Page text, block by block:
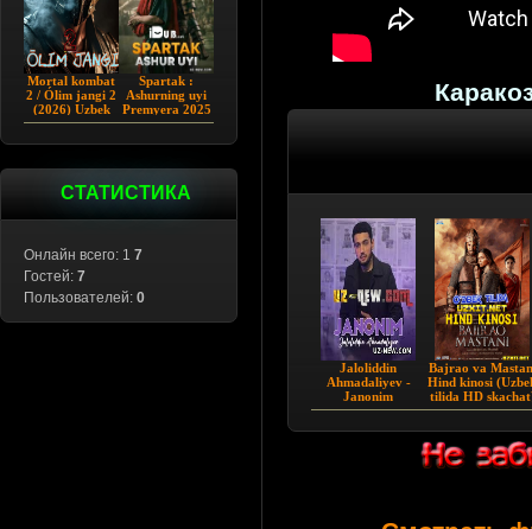
Mortal kombat
2 / Ólim jangi 2
(2026) Uzbek
tilida
Spartak :
Ashurning uyi
Premyera 2025
Barcha qismlar
СТАТИСТИКА
Онлайн всего: 1 7
Гостей: 7
Пользователей: 0
Jaloliddin
Ahmadaliyev -
Janonim
Bajrao va
Hind kinosi
tilida HD
2015